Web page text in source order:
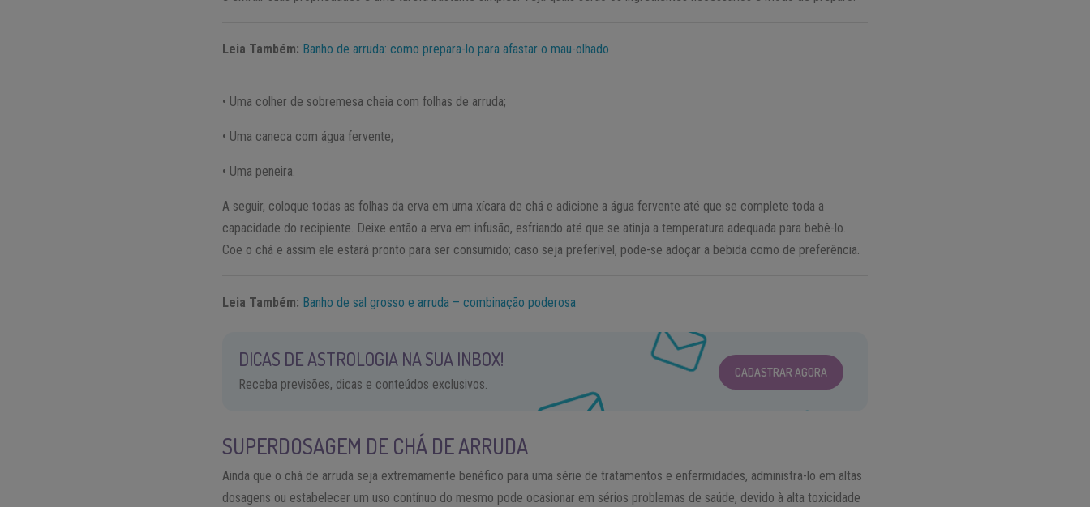
Leia Também: Banho de arruda: como prepara-lo para afastar o mau-olhado
• Uma colher de sobremesa cheia com folhas de arruda;
• Uma caneca com água fervente;
• Uma peneira.
A seguir, coloque todas as folhas da erva em uma xícara de chá e adicione a água fervente até que se complete toda a
capacidade do recipiente. Deixe então a erva em infusão, esfriando até que se atinja a temperatura adequada para bebê-lo.
Coe o chá e assim ele estará pronto para ser consumido; caso seja preferível, pode-se adoçar a bebida como de preferência.
Leia Também: Banho de sal grosso e arruda – combinação poderosa
DICAS DE ASTROLOGIA NA SUA INBOX!
Receba previsões, dicas e conteúdos exclusivos.
CADASTRAR AGORA
SUPERDOSAGEM DE CHÁ DE ARRUDA
Ainda que o chá de arruda seja extremamente benéfico para uma série de tratamentos e enfermidades, administra-lo em altas
dosagens ou estabelecer um uso contínuo do mesmo pode ocasionar em sérios problemas de saúde, devido à alta toxicidade